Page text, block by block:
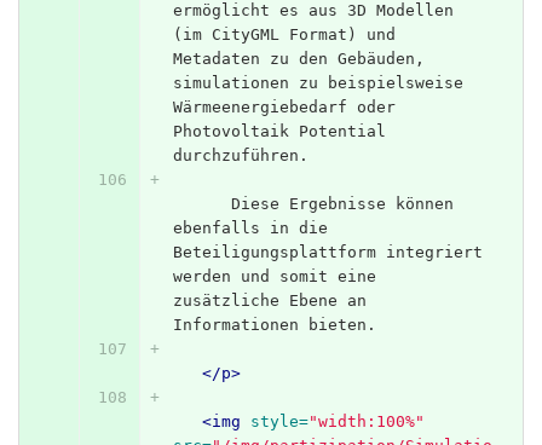
ermöglicht es aus 3D Modellen
(im CityGML Format) und
Metadaten zu den Gebäuden,
simulationen zu beispielsweise
Wärmeenergiebedarf oder
Photovoltaik Potential
durchzuführen.
      Diese Ergebnisse können
ebenfalls in die
Beteiligungsplattform integriert
werden und somit eine
zusätzliche Ebene an
Informationen bieten.
</p>
<img style="width:100%"